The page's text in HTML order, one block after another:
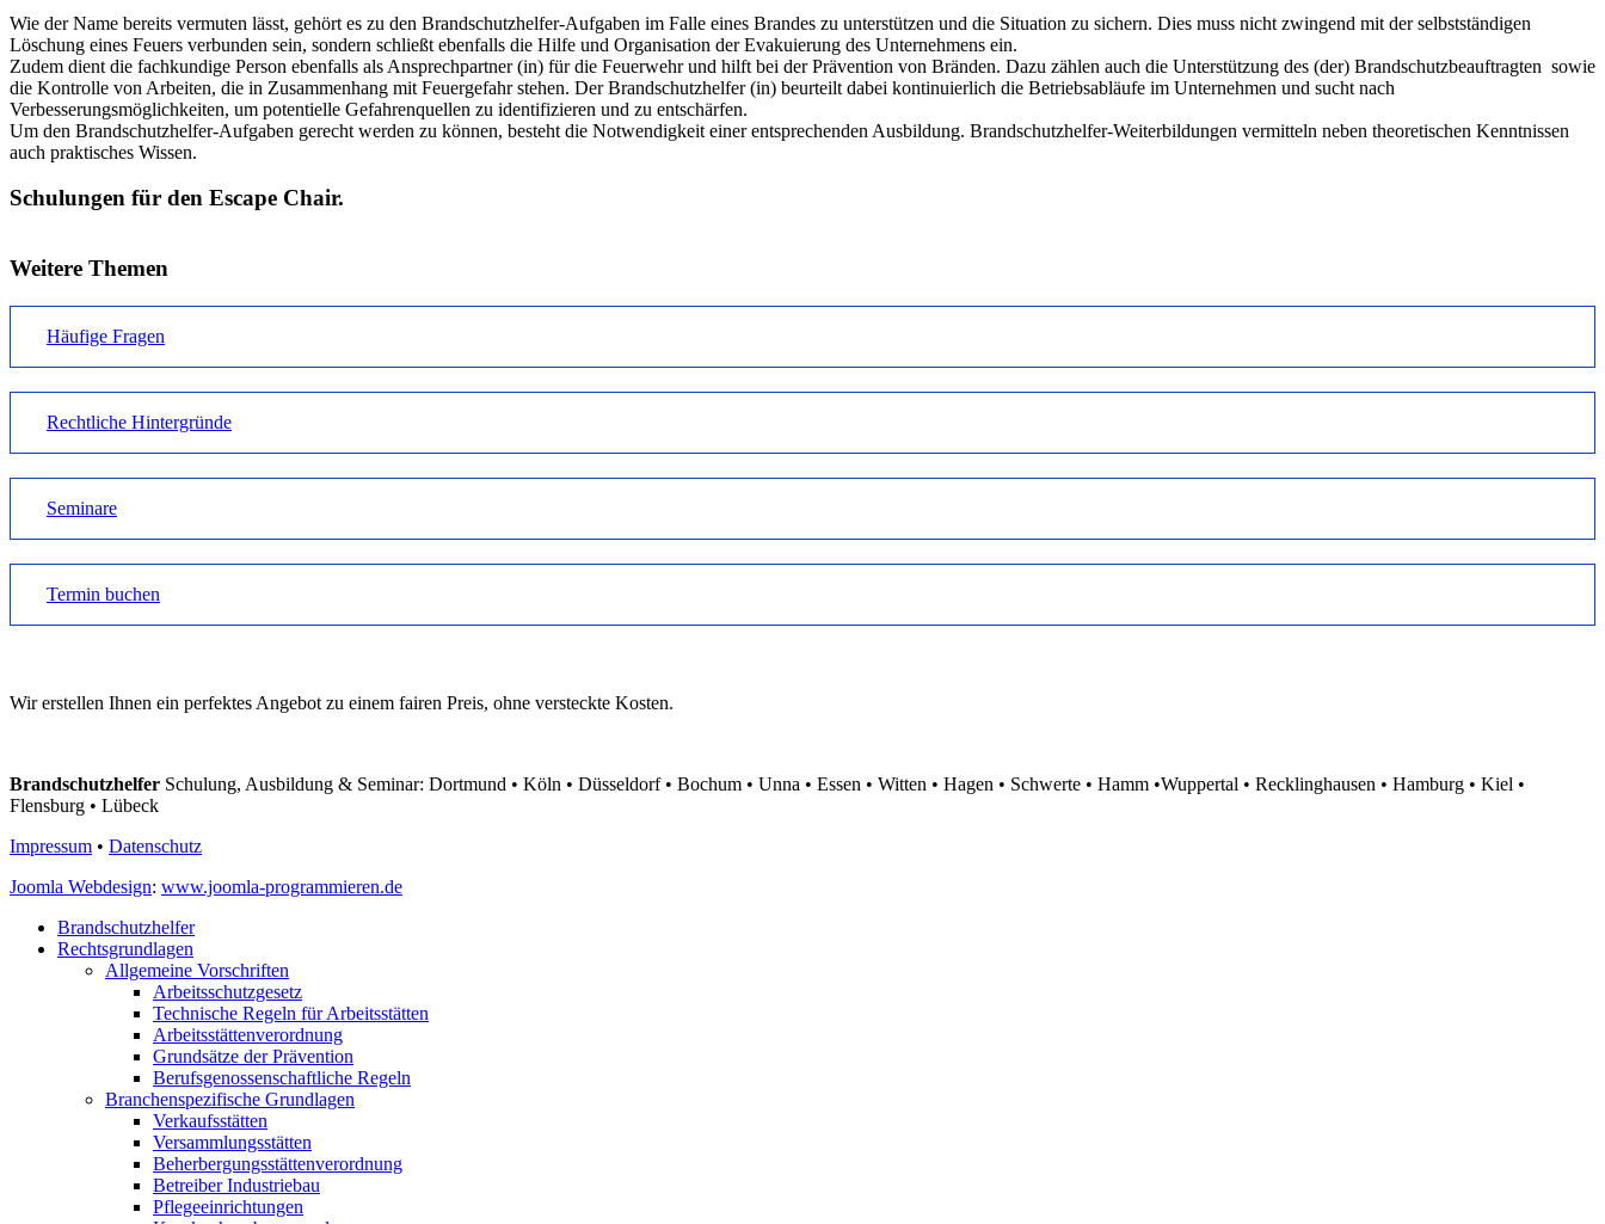
Wie der Name bereits vermuten lässt, gehört es zu den Brandschutzhelfer-Aufgaben im Falle eines Brandes zu unterstützen und die Situation zu sichern. Dies muss nicht zwingend mit der selbstständigen
Löschung eines Feuers verbunden sein, sondern schließt ebenfalls die Hilfe und Organisation der Evakuierung des Unternehmens ein.
Zudem dient die fachkundige Person ebenfalls als Ansprechpartner (in) für die Feuerwehr und hilft bei der Prävention von Bränden. Dazu zählen auch die Unterstützung des (der) Brandschutzbeauftragten sowie
die Kontrolle von Arbeiten, die in Zusammenhang mit Feuergefahr stehen. Der Brandschutzhelfer (in) beurteilt dabei kontinuierlich die Betriebsabläufe im Unternehmen und sucht nach
Verbesserungsmöglichkeiten, um potentielle Gefahrenquellen zu identifizieren und zu entschärfen.
Um den Brandschutzhelfer-Aufgaben gerecht werden zu können, besteht die Notwendigkeit einer entsprechenden Ausbildung. Brandschutzhelfer-Weiterbildungen vermitteln neben theoretischen Kenntnissen
auch praktisches Wissen.
Schulungen für den Escape Chair.
Weitere Themen
Häufige Fragen
Rechtliche Hintergründe
Seminare
Termin buchen
Wir erstellen Ihnen ein perfektes Angebot zu einem fairen Preis, ohne versteckte Kosten.
Brandschutzhelfer Schulung, Ausbildung & Seminar: Dortmund • Köln • Düsseldorf • Bochum • Unna • Essen • Witten • Hagen • Schwerte • Hamm •Wuppertal • Recklinghausen • Hamburg • Kiel •
Flensburg • Lübeck
Impressum • Datenschutz
Joomla Webdesign: www.joomla-programmieren.de
Brandschutzhelfer
Rechtsgrundlagen
Allgemeine Vorschriften
Arbeitsschutzgesetz
Technische Regeln für Arbeitsstätten
Arbeitsstättenverordnung
Grundsätze der Prävention
Berufsgenossenschaftliche Regeln
Branchenspezifische Grundlagen
Verkaufsstätten
Versammlungsstätten
Beherbergungsstättenverordnung
Betreiber Industriebau
Pflegeeinrichtungen